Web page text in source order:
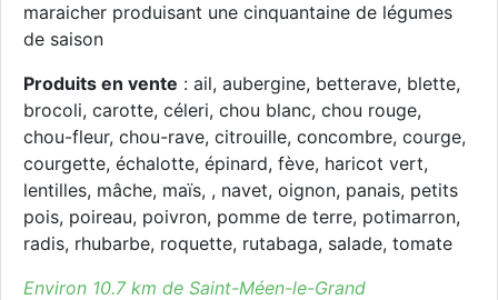
maraicher produisant une cinquantaine de légumes
de saison
Produits en vente : ail, aubergine, betterave, blette,
brocoli, carotte, céleri, chou blanc, chou rouge,
chou-fleur, chou-rave, citrouille, concombre, courge,
courgette, échalotte, épinard, fève, haricot vert,
lentilles, mâche, maïs, , navet, oignon, panais, petits
pois, poireau, poivron, pomme de terre, potimarron,
radis, rhubarbe, roquette, rutabaga, salade, tomate
Environ 10.7 km de Saint-Méen-le-Grand